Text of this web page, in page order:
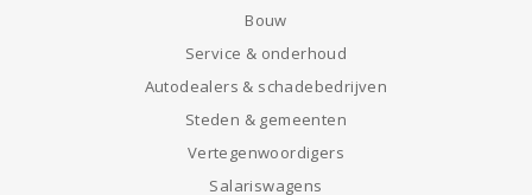
Bouw
Service & onderhoud
Autodealers & schadebedrijven
Steden & gemeenten
Vertegenwoordigers
Salariswagens